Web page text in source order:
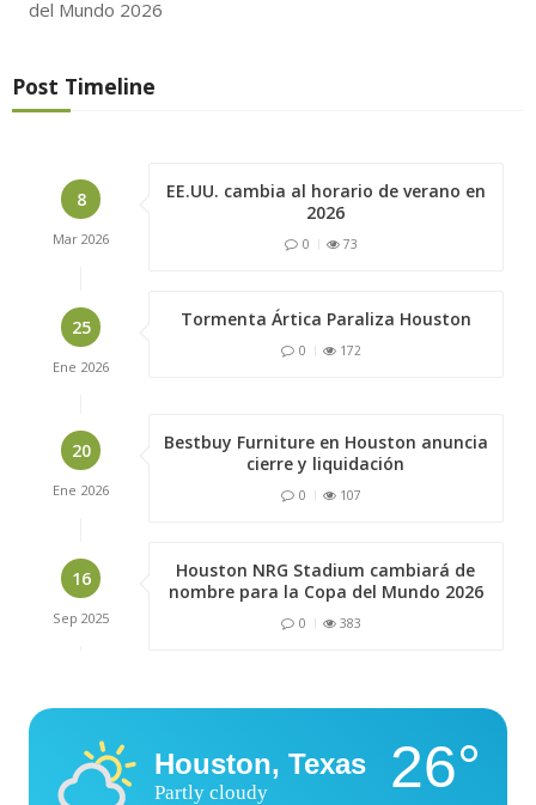
Post Timeline
8
Mar 2026
EE.UU. cambia al horario de verano en
2026
0 73
25
Ene 2026
Tormenta Ártica Paraliza Houston
0 172
20
Ene 2026
Bestbuy Furniture en Houston anuncia
cierre y liquidación
0 107
16
Sep 2025
Houston NRG Stadium cambiará de
nombre para la Copa del Mundo 2026
0 383
Houston, Texas
Partly cloudy 26°